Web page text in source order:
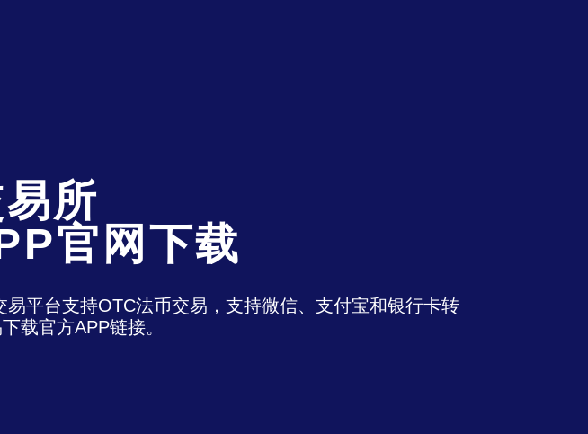
所
官网下载
平台支持OTC法币交易，支持微信、支付宝和银行卡转
载官方APP链接。